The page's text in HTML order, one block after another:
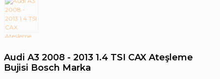
Audi A3 2008 - 2013 1.4 TSI CAX Ateşleme
Bujisi Bosch Marka